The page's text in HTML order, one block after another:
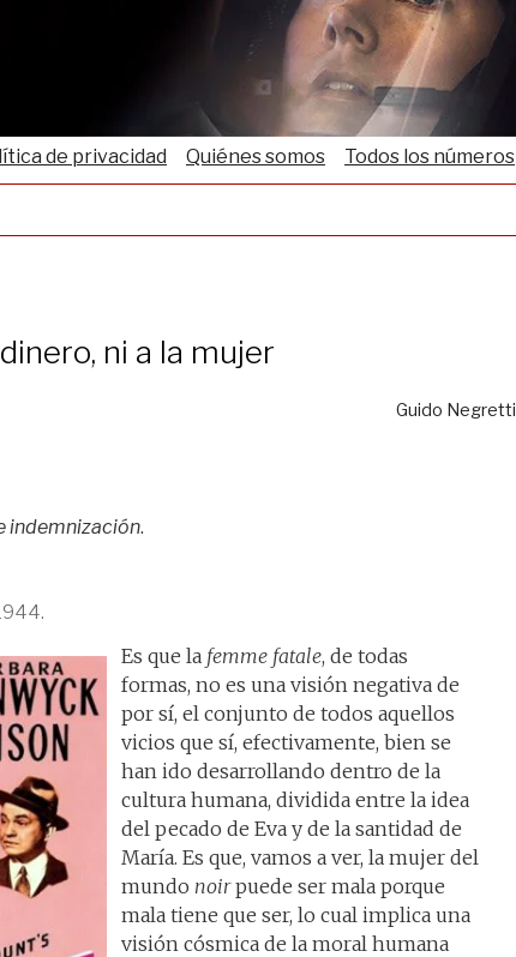
de privacidad Quiénes somos Todos los números
ni a la mujer
Guido Negretti
indemnización.
Es que la femme fatale, de todas
formas, no es una visión negativa de
por sí, el conjunto de todos aquellos
vicios que sí, efectivamente, bien se
han ido desarrollando dentro de la
cultura humana, dividida entre la idea
del pecado de Eva y de la santidad de
María. Es que, vamos a ver, la mujer del
mundo noirpuede ser mala porque
mala tiene que ser, lo cual implica una
visión cósmica de la moral humana